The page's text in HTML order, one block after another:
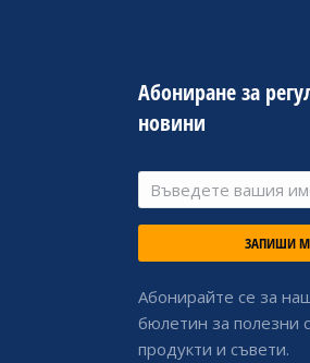
Абониране за
новини
ЗАПИШИ
Абонирайте се за
бюлетин за полезни
продукти и съвети.